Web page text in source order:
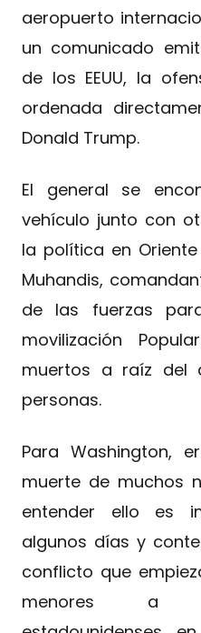
aeropuerto
un comunicado
de los EEUU, la
ordenada
Donald Trump.
El general se
vehículo junto con
la política en
Muhandis,
de las fuerzas
movilización
muertos a raíz del
personas.
Para Washington,
muerte de muchos
entender ello es
algunos días y
conflicto que
menores a